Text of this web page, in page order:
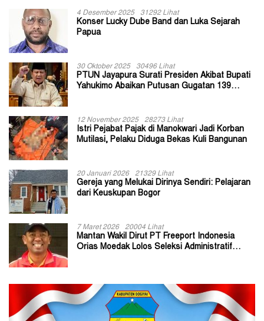
4 Desember 2025 31292 Lihat
Konser Lucky Dube Band dan Luka Sejarah
Papua
30 Oktober 2025 30496 Lihat
PTUN Jayapura Surati Presiden Akibat Bupati
Yahukimo Abaikan Putusan Gugatan 139
12 November 2025 28273 Lihat
Istri Pejabat Pajak di Manokwari Jadi Korban
Mutilasi, Pelaku Diduga Bekas Kuli Bangunan
20 Januari 2026 21329 Lihat
Gereja yang Melukai Dirinya Sendiri: Pelajaran
dari Keuskupan Bogor
7 Maret 2026 20004 Lihat
Mantan Wakil Dirut PT Freeport Indonesia
Orias Moedak Lolos Seleksi Administratif